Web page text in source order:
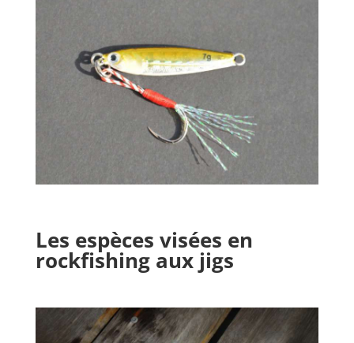
Les espèces visées en
rockfishing aux jigs